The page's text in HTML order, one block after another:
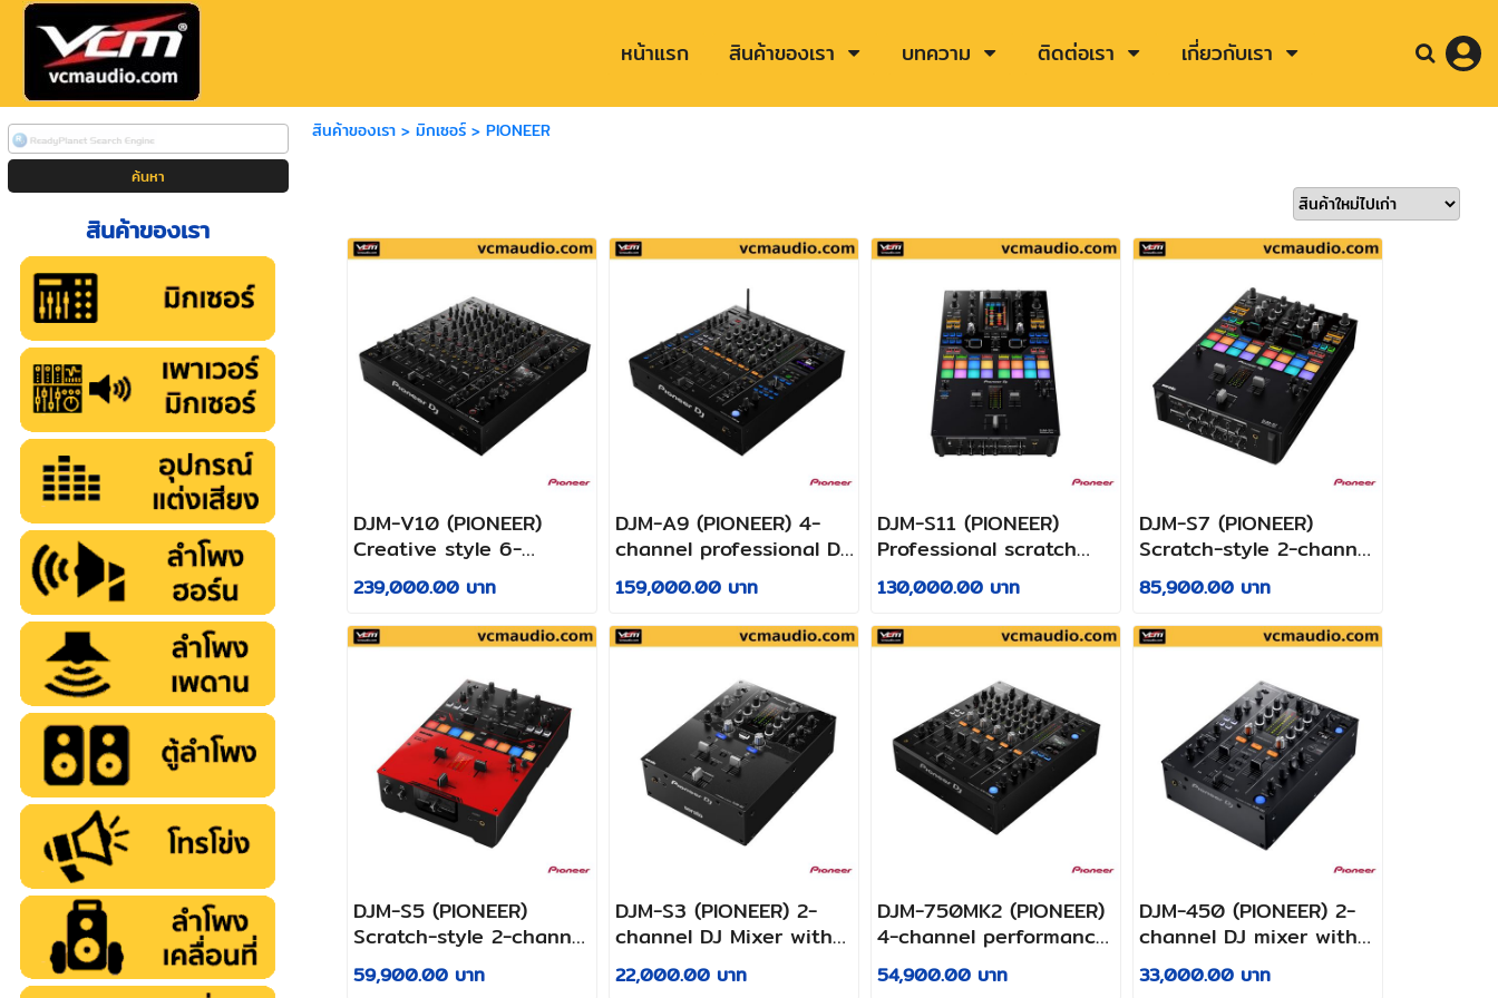
หน้าแรก สินค้าของเรา บทความ ติดต่อเรา เกี่ยวกับเรา
สินค้าของเรา
สินค้าของเรา> มิกเซอร์> PIONEER
DJM-V10 (PIONEER)
Creative style 6-
channel professional DJ
mixer
239,000.00 บาท
DJM-A9 (PIONEER) 4-
channel professional DJ
mixer
159,000.00 บาท
DJM-S11 (PIONEER)
Professional scratch
style 2-channel DJ
mixer
130,000.00 บาท
DJM-S7 (PIONEER)
Scratch-style 2-channel
performance DJ mixer
85,900.00 บาท
DJM-S5 (PIONEER)
Scratch-style 2-channel
DJ mixer
59,900.00 บาท
DJM-S3 (PIONEER) 2-
channel DJ Mixer with
Serato DJ + DVS-
compatible Sound Card,
22,000.00 บาท
DJM-750MK2 (PIONEER)
4-channel performance
DJ mixer
54,900.00 บาท
DJM-450 (PIONEER) 2-
channel DJ mixer with
Beat FX
33,000.00 บาท